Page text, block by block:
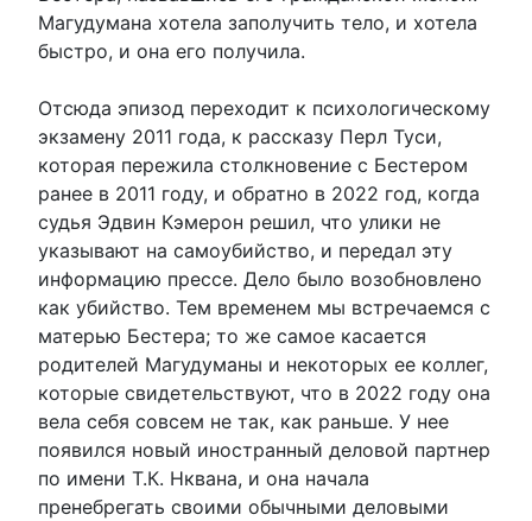
Магудумана хотела заполучить тело, и хотела
быстро, и она его получила.
Отсюда эпизод переходит к психологическому
экзамену 2011 года, к рассказу Перл Туси,
которая пережила столкновение с Бестером
ранее в 2011 году, и обратно в 2022 год, когда
судья Эдвин Кэмерон решил, что улики не
указывают на самоубийство, и передал эту
информацию прессе. Дело было возобновлено
как убийство. Тем временем мы встречаемся с
матерью Бестера; то же самое касается
родителей Магудуманы и некоторых ее коллег,
которые свидетельствуют, что в 2022 году она
вела себя совсем не так, как раньше. У нее
появился новый иностранный деловой партнер
по имени Т.К. Нквана, и она начала
пренебрегать своими обычными деловыми